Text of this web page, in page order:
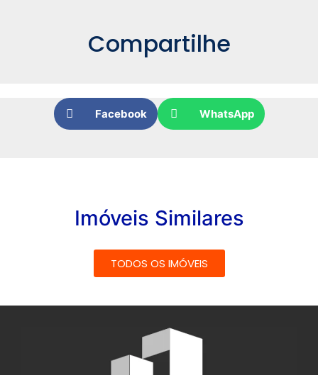
Compartilhe
Facebook WhatsApp
Imóveis Similares
TODOS OS IMÓVEIS